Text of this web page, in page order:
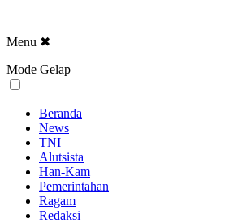
Menu ✖
Mode Gelap
Beranda
News
TNI
Alutsista
Han-Kam
Pemerintahan
Ragam
Redaksi